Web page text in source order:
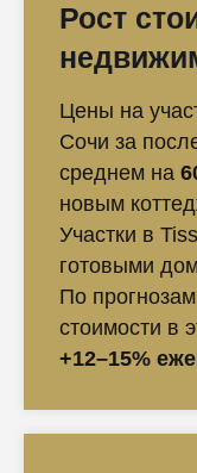
Рост
Цены на
Сочи за
среднем на
новым
Участки в
готовыми
По
стоимости в
+12–15%